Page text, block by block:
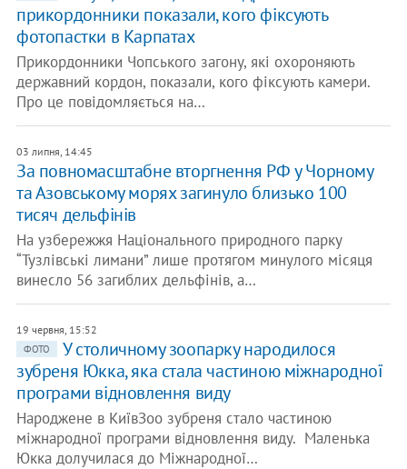
прикордонники показали, кого фіксують
фотопастки в Карпатах
Прикордонники Чопського загону, які охороняють
державний кордон, показали, кого фіксують камери.
Про це повідомляється на…
03 липня, 14:45
За повномасштабне вторгнення РФ у Чорному
та Азовському морях загинуло близько 100
тисяч дельфінів
На узбережжя Національного природного парку
“Тузлівські лимани” лише протягом минулого місяця
винесло 56 загиблих дельфінів, а…
19 червня, 15:52
ФОТО
У столичному зоопарку народилося
зубреня Юкка, яка стала частиною міжнародної
програми відновлення виду
Народжене в КиївЗоо зубреня стало частиною
міжнародної програми відновлення виду. Маленька
Юкка долучилася до Міжнародної…